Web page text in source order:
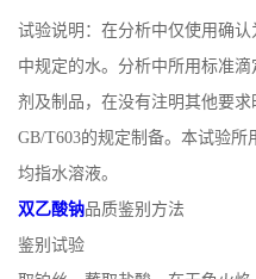
介
绍
公
司
动
试验说明：在分析中仅使用确
中规定的水。分析中所用标准
剂及制品，在没有注明其他要求
GB/T603的规定制备。本试验所
均指水溶液。
双乙酸钠品质鉴别方法
鉴别试验